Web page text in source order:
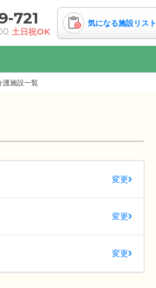
721
土日祝OK
0 気になる施設リスト
護施設一覧
変更
変更
変更